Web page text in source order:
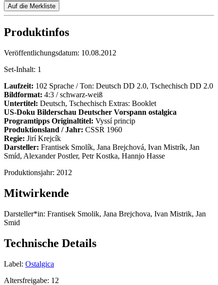
Auf die Merkliste
Produktinfos
Veröffentlichungsdatum: 10.08.2012
Set-Inhalt: 1
Laufzeit: 102 Sprache / Ton: Deutsch DD 2.0, Tschechisch DD 2.0
Bildformat: 4:3 / schwarz-weiß
Untertitel: Deutsch, Tschechisch Extras: Booklet
US-Doku Bilderschau Deutscher Vorspann ostalgica
Programtipps Originaltitel: Vyssí princip
Produktionsland / Jahr: CSSR 1960
Regie: Jirí Krejcík
Darsteller: Frantisek Smolík, Jana Brejchová, Ivan Mistrík, Jan
Smíd, Alexander Postler, Petr Kostka, Hannjo Hasse
Produktionsjahr: 2012
Mitwirkende
Darsteller*in: Frantisek Smolik, Jana Brejchova, Ivan Mistrik, Jan
Smid
Technische Details
Label: Ostalgica
Altersfreigabe: 12